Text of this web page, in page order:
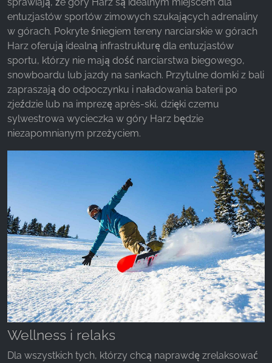
sprawiają, że góry Harz są idealnym miejscem dla
entuzjastów sportów zimowych szukających adrenaliny
w górach. Pokryte śniegiem tereny narciarskie w górach
Harz oferują idealną infrastrukturę dla entuzjastów
sportu, którzy nie mają dość narciarstwa biegowego,
snowboardu lub jazdy na sankach. Przytulne domki z bali
zapraszają do odpoczynku i naładowania baterii po
zjeździe lub na imprezę après-ski, dzięki czemu
sylwestrowa wycieczka w góry Harz będzie
niezapomnianym przeżyciem.
Wellness i relaks
Dla wszystkich tych, którzy chcą naprawdę zrelaksować
Google LLC
Purpose:
Zbieranie statystyk dotyczących korzystania z
witryny
Cookie duration:
24 godziny - 2 lata